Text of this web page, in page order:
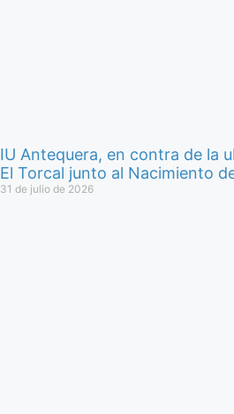
IU Antequera, en contra de la
El Torcal junto al Nacimiento
31 de julio de 2026